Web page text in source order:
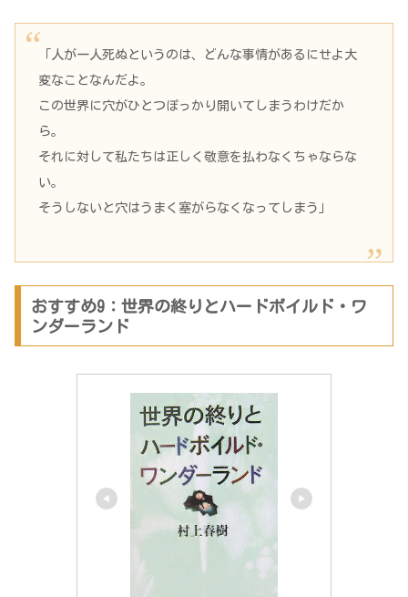
「人が一人死ぬというのは、どんな事情があるにせよ大
変なことなんだよ。
この世界に穴がひとつぽっかり開いてしまうわけだか
ら。
それに対して私たちは正しく敬意を払わなくちゃならな
い。
そうしないと穴はうまく塞がらなくなってしまう」
おすすめ9：世界の終りとハードボイルド・ワ
ンダーランド